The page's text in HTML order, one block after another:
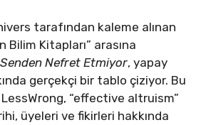
tarafından kaleme alınan
Bilim Kitapları” arasına
Nefret Etmiyor, yapay
gerçekçi bir tablo çiziyor. Bu
“effective altruism”
üyeleri ve fikirleri hakkında